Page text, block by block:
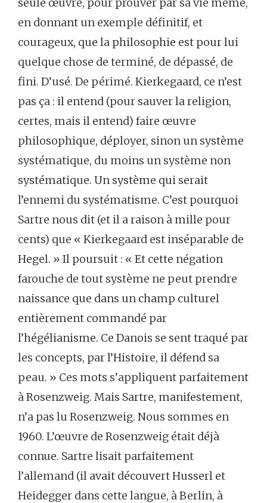
en donnant un exemple définitif, et
courageux, que la philosophie est pour lui
quelque chose de terminé, de dépassé, de
fini. D’usé. De périmé. Kierkegaard, ce n’est
pas ça : il entend (pour sauver la religion,
certes, mais il entend) faire œuvre
philosophique, déployer, sinon un système
systématique, du moins un système non
systématique. Un système qui serait
l’ennemi du systématisme. C’est pourquoi
Sartre nous dit (et il a raison à mille pour
cents) que « Kierkegaard est inséparable de
Hegel. » Il poursuit : « Et cette négation
farouche de tout système ne peut prendre
naissance que dans un champ culturel
entièrement commandé par
l’hégélianisme. Ce Danois se sent traqué par
les concepts, par l’Histoire, il défend sa
peau. » Ces mots s’appliquent parfaitement
à Rosenzweig. Mais Sartre, manifestement,
n’a pas lu Rosenzweig. Nous sommes en
1960. L’œuvre de Rosenzweig était déjà
connue. Sartre lisait parfaitement
l’allemand (il avait découvert Husserl et
Heidegger dans cette langue, à Berlin, à